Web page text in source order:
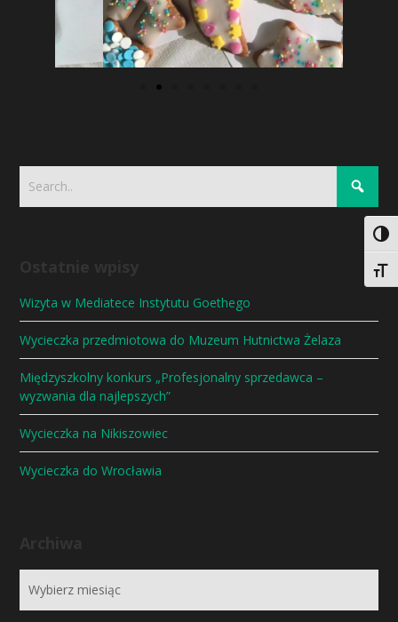
Wizyta w Mediatece Instytutu Goethego
Wycieczka przedmiotowa do Muzeum Hutnictwa Żelaza
Międzyszkolny konkurs „Profesjonalny sprzedawca –
wyzwania dla najlepszych”
Wycieczka na Nikiszowiec
Wycieczka do Wrocławia